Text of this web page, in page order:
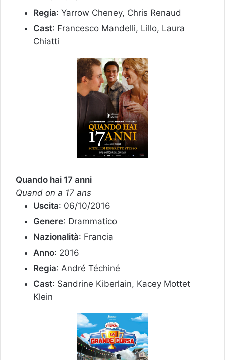
Regia: Yarrow Cheney, Chris Renaud
Cast: Francesco Mandelli, Lillo, Laura
Chiatti
Quando hai 17 anni
Quand on a 17 ans
Uscita: 06/10/2016
Genere: Drammatico
Nazionalità: Francia
Anno: 2016
Regia: André Téchiné
Cast: Sandrine Kiberlain, Kacey Mottet
Klein